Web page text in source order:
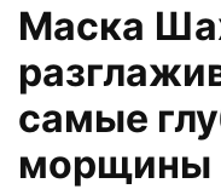
Маска
самые
морщины